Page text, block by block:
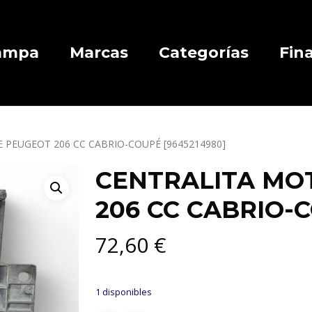
Marcas Categorías
PEUGEOT 206 CC CABRIO-COUPÉ [9645214980]
CENTRALITA
206 CC CABRIO-
72,60 €
1 disponibles